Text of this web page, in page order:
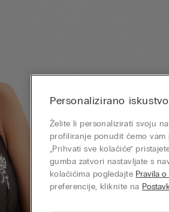
Personalizirano iskustvo
Želite li personalizirati svoju
profiliranje ponudit ćemo vam
„Prihvati sve kolačiće”
gumba zatvori nastavljate s
kolačićima pogledajte Pravila
preferencije, kliknite na